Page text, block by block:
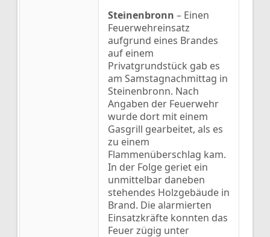
Steinenbronn – Einen
Feuerwehreinsatz
aufgrund eines Brandes
auf einem
Privatgrundstück gab es
am Samstagnachmittag in
Steinenbronn. Nach
Angaben der Feuerwehr
wurde dort mit einem
Gasgrill gearbeitet, als es
zu einem
Flammenüberschlag kam.
In der Folge geriet ein
unmittelbar daneben
stehendes Holzgebäude in
Brand. Die alarmierten
Einsatzkräfte konnten das
Feuer zügig unter